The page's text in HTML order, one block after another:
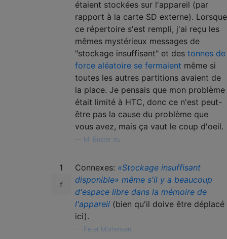
étaient stockées sur l'appareil (par
rapport à la carte SD externe). Lorsque
ce répertoire s'est rempli, j'ai reçu les
mêmes mystérieux messages de
"stockage insuffisant" et des tonnes de
force aléatoire se fermaient même si
toutes les autres partitions avaient de
la place. Je pensais que mon problème
était limité à HTC, donc ce n'est peut-
être pas la cause du problème que
vous avez, mais ça vaut le coup d'oeil.
M. Buster du
1 Connexes: «Stockage insuffisant
disponible» même s'il y a beaucoup
d'espace libre dans la mémoire de
l'appareil (bien qu'il doive être déplacé
ici).
Peter Mortensen